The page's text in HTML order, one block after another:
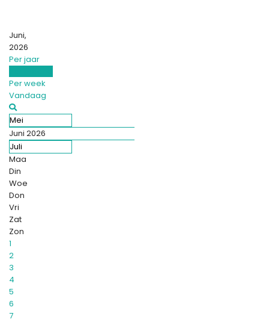
Juni,
2026
Per jaar
Per week
Vandaag
Mei
Juni 2026
Juli
Maa
Din
Woe
Don
Vri
Zat
Zon
1
2
3
4
5
6
7